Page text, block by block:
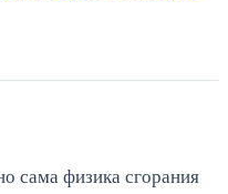
сама физика сгорания